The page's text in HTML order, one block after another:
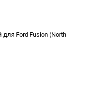
Ford Fusion (North